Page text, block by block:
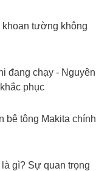
tường không
đang chạy - Nguyên
phục
bê tông Makita chính
gì? Sự quan trọng